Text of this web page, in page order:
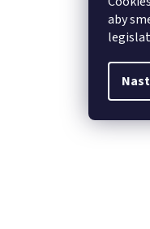
aby